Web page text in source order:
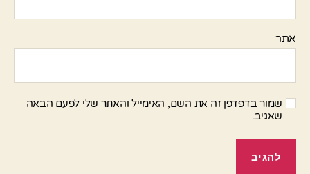
אתר
שמור בדפדפן זה את השם, האימייל והאתר שלי לפעם הבאה
שאגיב.